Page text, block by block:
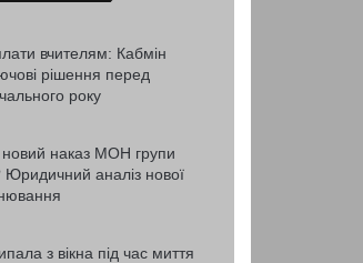
вчителям: Кабмін
рішення перед
року
новий наказ МОН групи
Юридичний аналіз нової
з вікна під час миття